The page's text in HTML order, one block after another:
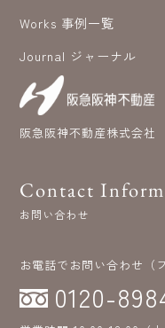
Works 事例一覧
Journal ジャーナル
阪急阪神不動産株式会社
Contact
お問い合わせ
お電話でお問い合わせ（
0120-